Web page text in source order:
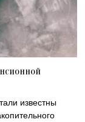
известны